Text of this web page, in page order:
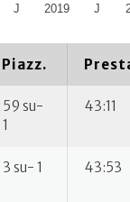
2019
J J
Piazz.
59 su-
1
43:11
3 su- 1 43:53